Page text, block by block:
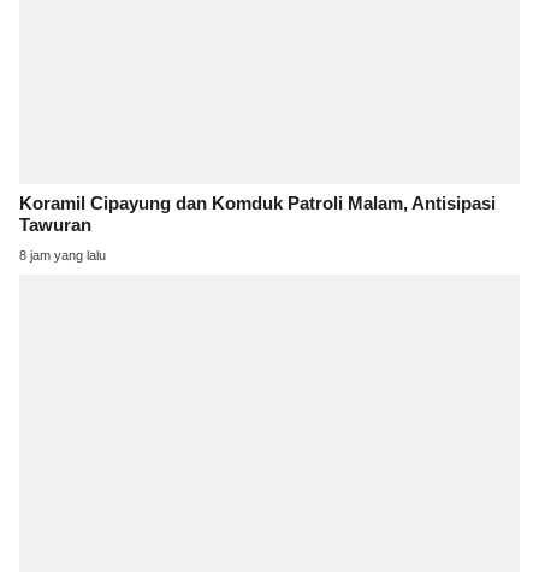
Koramil Cipayung dan Komduk Patroli Malam, Antisipasi
Tawuran
8 jam yang lalu